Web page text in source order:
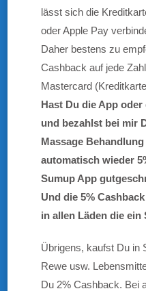
lässt sich die
oder Apple Pay
Daher bestens zu
Cashback auf jede
Mastercard
Hast Du die App
und bezahlst bei mir
Massage
automatisch wieder
Sumup App
Und die 5%
in allen Läden die ein
Übrigens, kaufst Du in
Rewe usw.
Du 2% Cashback. Bei